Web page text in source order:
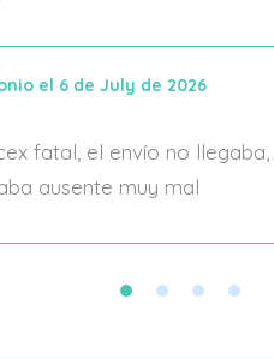
el 6 de July de 2026
fatal, el envío no
ausente muy mal